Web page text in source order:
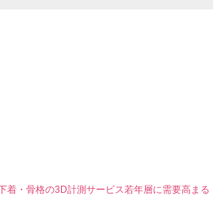
着・骨格の3D計測サービス若年層に需要高ま